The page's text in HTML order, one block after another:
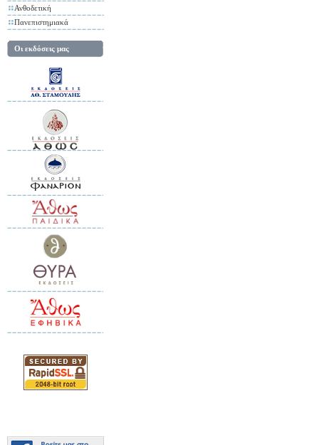
Ανθοδετική
Πανεπιστημιακά
Οι εκδόσεις μας